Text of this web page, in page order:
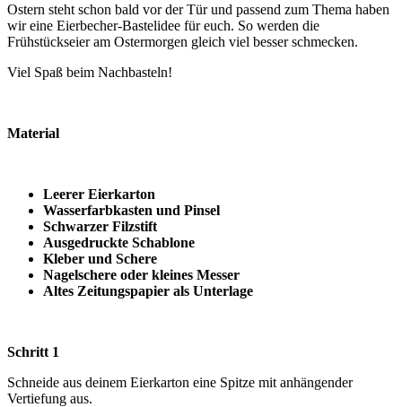
Ostern steht schon bald vor der Tür und passend zum Thema haben
wir eine Eierbecher-Bastelidee für euch. So werden die
Frühstückseier am Ostermorgen gleich viel besser schmecken.
Viel Spaß beim Nachbasteln!
Material
Leerer Eierkarton
Wasserfarbkasten und Pinsel
Schwarzer Filzstift
Ausgedruckte Schablone
Kleber und Schere
Nagelschere oder kleines Messer
Altes Zeitungspapier als Unterlage
Schritt 1
Schneide aus deinem Eierkarton eine Spitze mit anhängender
Vertiefung aus.